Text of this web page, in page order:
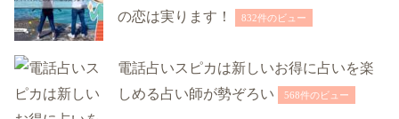
の恋は実ります！
832件のビュー
電話占いスピカは新しいお得に占いを楽
しめる占い師が勢ぞろい
568件のビュー